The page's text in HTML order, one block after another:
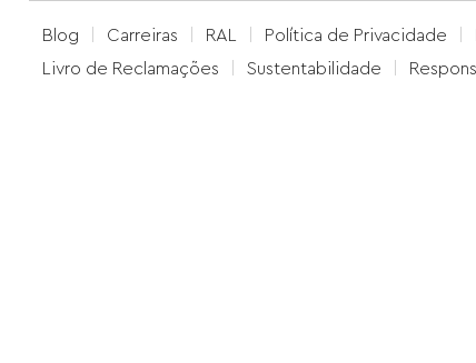
Blog Carreiras RAL Política de Privacidade
Livro de Reclamações
Sustentabilidade